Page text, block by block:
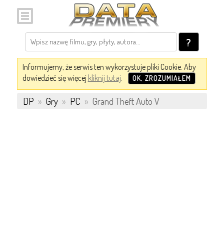
?
Informujemy, że serwis ten wykorzystuje pliki Cookie. Aby
dowiedzieć się więcej kliknij tutaj. OK, ZROZUMIAŁEM
DP » Gry » PC » Grand Theft Auto V